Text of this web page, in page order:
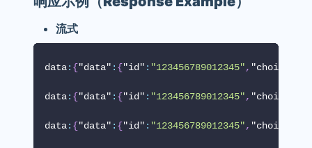
流式
data: {"data" : {"id" : "123456789012345", "choices"
data: {"data" : {"id" : "123456789012345", "choices"
data: {"data" : {"id" : "123456789012345", "choices"